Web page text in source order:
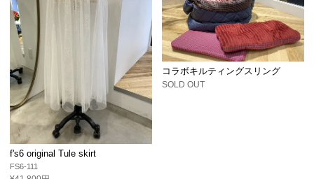
f's6 original Tule skirt
FS6-111
コラボキルティングスリング
SOLD OUT